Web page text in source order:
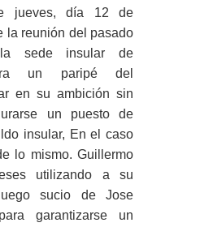
jueves, día 12 de
la reunión del pasado
sede insular de
un paripé del
en su ambición sin
un puesto de
insular, En el caso
lo mismo. Guillermo
utilizando a su
sucio de Jose
garantizarse un